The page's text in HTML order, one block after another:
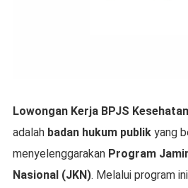
Lowongan Kerja BPJS Kesehatan
adalah badan hukum publikyang
menyelenggarakan Program
Nasional (JKN). Melalui program